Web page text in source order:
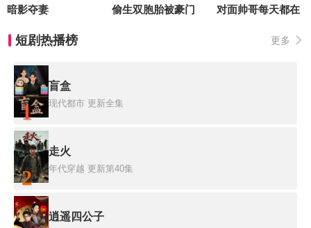
暗影夺妻
短剧热播榜 更多
1
盲盒
现代都市 更新全集
2
走火
年代穿越 更新第40集
逍遥四公子